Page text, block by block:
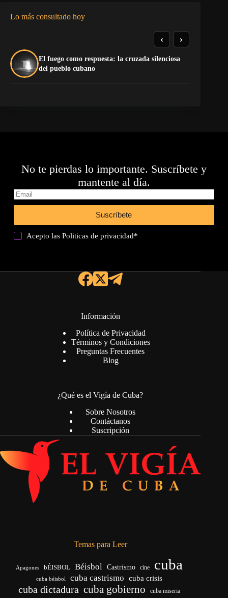
Lo más consultado hoy
El fuego como respuesta: la cruzada silenciosa
del pueblo cubano
‹ ›
No te pierdas lo importante. Suscríbete y
mantente al día.
Suscríbete
Acepto lasPoliticas de privacidad*
Información
Política de Privacidad
Términos y Condiciones
Preguntas Frecuentes
Blog
¿Qué es el Vigía de Cuba?
Sobre Nosotros
Contáctanos
Suscripción
Temas para Leer
Apagones bÉISBOL Béisbol Castrismo cine cuba
cuba béisbol cuba castrismo cuba crisis
cuba dictadura cuba gobierno cuba miseria